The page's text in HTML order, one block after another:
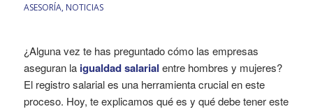
ASESORÍA, NOTICIAS
¿Alguna vez te has preguntado cómo las empresas
aseguran la igualdad salarial entre hombres y mujeres?
El registro salarial es una herramienta crucial en este
proceso. Hoy, te explicamos qué es y qué debe tener este